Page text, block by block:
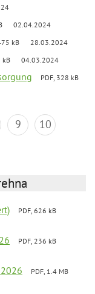
02.04.2024
kB 28.03.2024
kB 04.03.2024
PDF, 328 kB
9
10
PDF, 626 kB
PDF, 236 kB
PDF, 1.4 MB